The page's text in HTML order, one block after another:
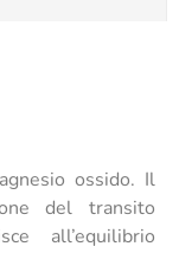
ossido. Il
del transito
all’equilibrio